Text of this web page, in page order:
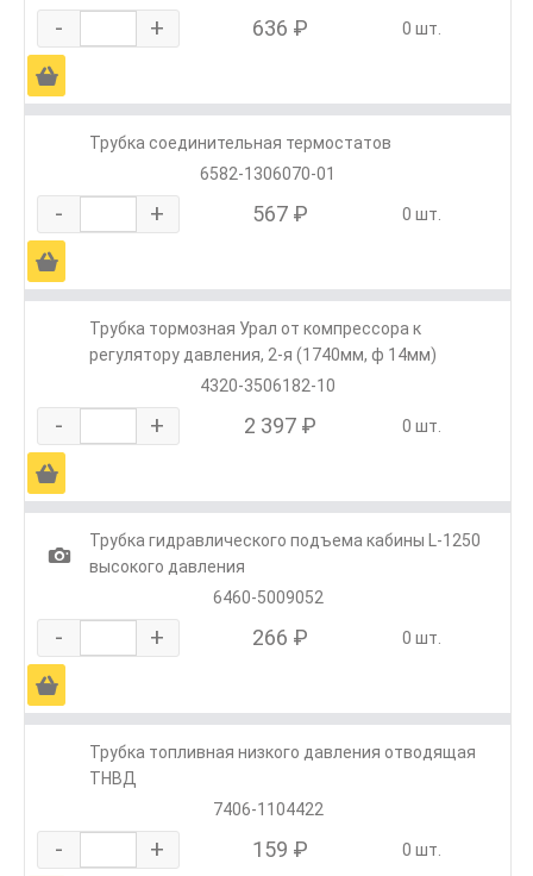
- + 636 ₽ 0 шт.
Ä
Трубка соединительная термостатов
6582-1306070-01
- + 567 ₽ 0 шт.
Ä
Трубка тормозная Урал от компрессора к
регулятору давления, 2-я (1740мм, ф 14мм)
4320-3506182-10
- + 2 397 ₽ 0 шт.
Ä
1
Трубка гидравлического подъема кабины L-1250
высокого давления
6460-5009052
- + 266 ₽ 0 шт.
Ä
Трубка топливная низкого давления отводящая
ТНВД
7406-1104422
- + 159 ₽ 0 шт.